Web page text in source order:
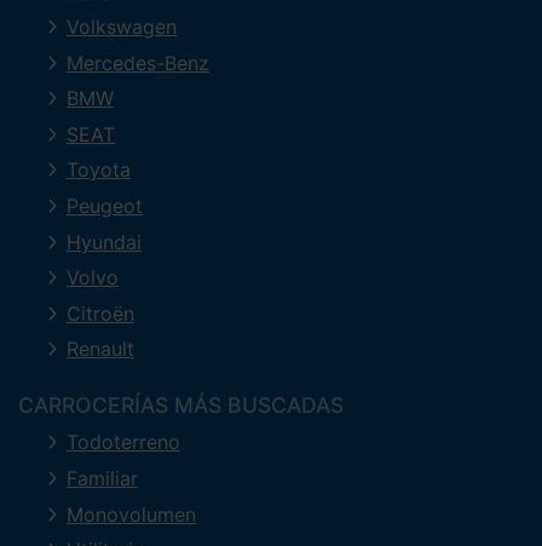
Volkswagen
Mercedes-Benz
BMW
SEAT
Toyota
Peugeot
Hyundai
Volvo
Citroën
Renault
CARROCERÍAS MÁS BUSCADAS
Todoterreno
Familiar
Monovolumen